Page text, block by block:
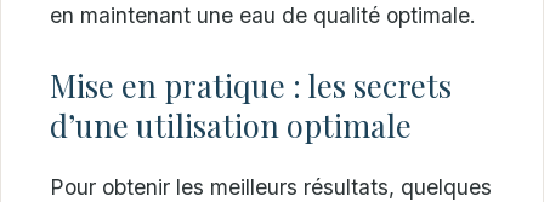
en maintenant une eau de qualité optimale.
Mise en pratique : les secrets
d’une utilisation optimale
Pour obtenir les meilleurs résultats, quelques